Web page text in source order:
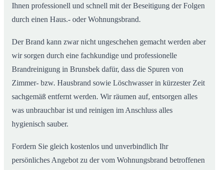
Ihnen professionell und schnell mit der Beseitigung der Folgen
durch einen Haus.- oder Wohnungsbrand.
Der Brand kann zwar nicht ungeschehen gemacht werden aber
wir sorgen durch eine fachkundige und professionelle
Brandreinigung in Brunsbek dafür, dass die Spuren von
Zimmer- bzw. Hausbrand sowie Löschwasser in kürzester Zeit
sachgemäß entfernt werden. Wir räumen auf, entsorgen alles
was unbrauchbar ist und reinigen im Anschluss alles
hygienisch sauber.
Fordern Sie gleich kostenlos und unverbindlich Ihr
persönliches Angebot zu der vom Wohnungsbrand betroffenen